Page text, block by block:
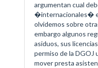
argumentan cual
�internacionales�
olvidemos sobre
embargo algunos
asiduos, sus
permiso de la DGOJ
mover presta